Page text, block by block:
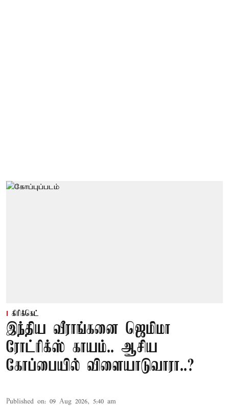
கிரிக்கெட்
இந்திய வீராங்கனை ஜெமிமா
ரோட்ரிக்ஸ் காயம்.. ஆசிய
கோப்பையில் விளையாடுவாரா..?
Published on: 09 Aug 2026, 5:40 am